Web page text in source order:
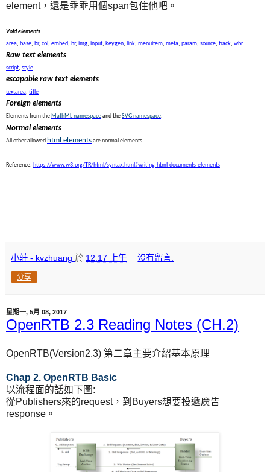
element，還是乖乖用個span包住他吧。
Void elements
area, base, br, col, embed, hr, img, input, keygen, link, menuitem, meta, param, source, track, wbr
Raw text elements
script, style
escapable raw text elements
textarea, title
Foreign elements
Elements from theMathML namespaceand theSVG namespace.
Normal elements
All other allowed html elementsare normal elements.
Reference: https://www.w3.org/TR/html/syntax.html#writing-html-documents-elements
小莊 - kvzhuang 於 12:17 上午 沒有留言:
分享
星期一, 5月 08, 2017
OpenRTB 2.3 Reading Notes (CH.2)
OpenRTB(Version2.3) 第二章主要介紹基本原理
Chap 2. OpenRTB Basic
以流程面的話如下圖:
從Publishers來的request，到Buyers想要投遞廣告
response。